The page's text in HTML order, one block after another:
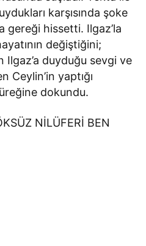
karşısında şoke
gereği hissetti. Ilgaz’la
değiştiğini;
duyduğu sevgi ve
Ceylin’in yaptığı
dokundu.
NİLÜFERİ BEN